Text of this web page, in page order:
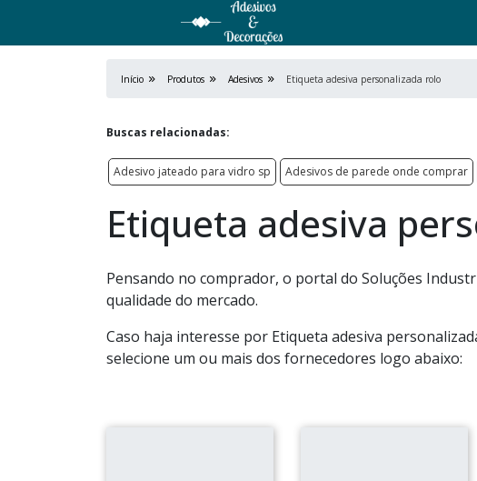
Início Produtos Adesivos Etiqueta adesiva personalizada rolo
Buscas relacionadas:
Adesivo jateado para vidro sp Adesivos de parede onde comprar
Etiqueta adesiva
Pensando no comprador, o portal do Soluções
qualidade do mercado.
Caso haja interesse por Etiqueta adesiva
selecione um ou mais dos fornecedores logo abaixo: